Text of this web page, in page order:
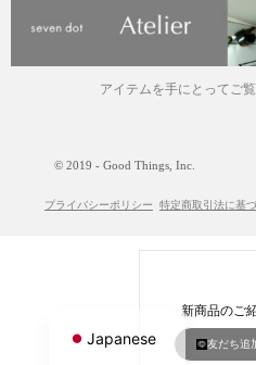
アイテムを手にとってご
© 2019 - Good Things, Inc.
プライバシーポリシー 特定商取引法に基
Japanese
新商品のご
友だち追